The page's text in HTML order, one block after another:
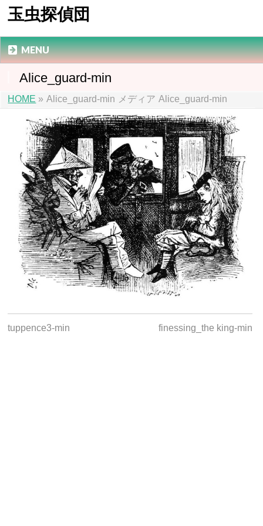
玉虫探偵団
MENU
Alice_guard-min
HOME » Alice_guard-min メディア Alice_guard-min
tuppence3-min finessing_the king-min